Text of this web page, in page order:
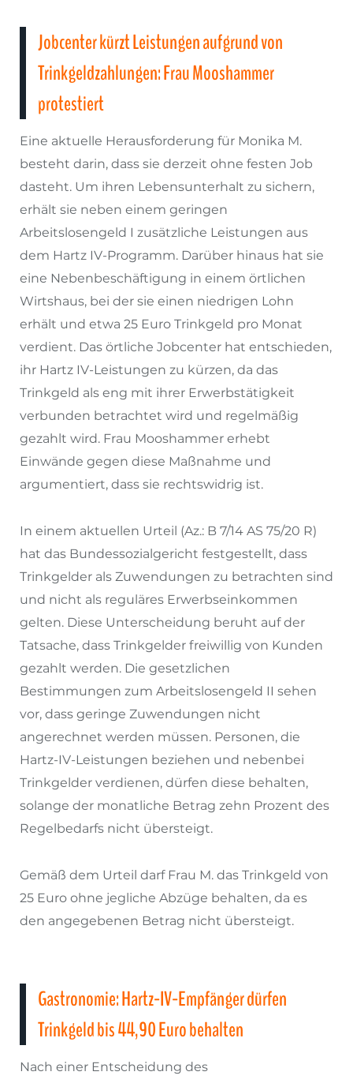
Jobcenter kürzt Leistungen aufgrund von
Trinkgeldzahlungen: Frau Mooshammer
protestiert
Eine aktuelle Herausforderung für Monika M.
besteht darin, dass sie derzeit ohne festen Job
dasteht. Um ihren Lebensunterhalt zu sichern,
erhält sie neben einem geringen
Arbeitslosengeld I zusätzliche Leistungen aus
dem Hartz IV-Programm. Darüber hinaus hat sie
eine Nebenbeschäftigung in einem örtlichen
Wirtshaus, bei der sie einen niedrigen Lohn
erhält und etwa 25 Euro Trinkgeld pro Monat
verdient. Das örtliche Jobcenter hat entschieden,
ihr Hartz IV-Leistungen zu kürzen, da das
Trinkgeld als eng mit ihrer Erwerbstätigkeit
verbunden betrachtet wird und regelmäßig
gezahlt wird. Frau Mooshammer erhebt
Einwände gegen diese Maßnahme und
argumentiert, dass sie rechtswidrig ist.
In einem aktuellen Urteil (Az.: B 7/14 AS 75/20 R)
hat das Bundessozialgericht festgestellt, dass
Trinkgelder als Zuwendungen zu betrachten sind
und nicht als reguläres Erwerbseinkommen
gelten. Diese Unterscheidung beruht auf der
Tatsache, dass Trinkgelder freiwillig von Kunden
gezahlt werden. Die gesetzlichen
Bestimmungen zum Arbeitslosengeld II sehen
vor, dass geringe Zuwendungen nicht
angerechnet werden müssen. Personen, die
Hartz-IV-Leistungen beziehen und nebenbei
Trinkgelder verdienen, dürfen diese behalten,
solange der monatliche Betrag zehn Prozent des
Regelbedarfs nicht übersteigt.
Gemäß dem Urteil darf Frau M. das Trinkgeld von
25 Euro ohne jegliche Abzüge behalten, da es
den angegebenen Betrag nicht übersteigt.
Gastronomie: Hartz-IV-Empfänger dürfen
Trinkgeld bis 44,90 Euro behalten
Nach einer Entscheidung des